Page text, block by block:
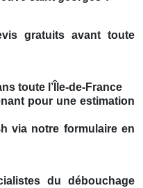
gratuits avant toute
toute l’Île-de-France
pour une estimation
via notre formulaire en
du débouchage